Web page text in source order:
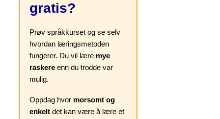
gratis?
Prøv språkkurset og se selv
hvordan læringsmetoden
fungerer. Du vil lære mye
raskere enn du trodde var
mulig.
Oppdag hvor morsomt og
enkelt det kan være å lære et